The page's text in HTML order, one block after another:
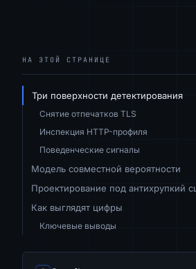
НА ЭТОЙ СТРАНИЦЕ
Три поверхности детектирования
Снятие отпечатков TLS
Инспекция HTTP-профиля
Поведенческие сигналы
Модель совместной вероятности
Проектирование под антихрупкий
Как выглядят цифры
Ключевые выводы